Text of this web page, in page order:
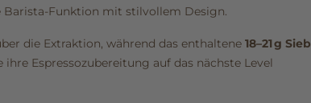
mit stilvollem Design.
die Extraktion, während das enthaltene 18–21 g Sieb
Espressozubereitung auf das nächste Level